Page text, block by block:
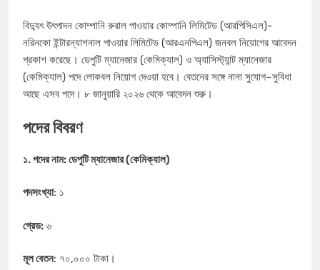
বিদ্যুৎ উৎপাদন কোম্পানি রুরাল পাওয়ার কোম্পানি লিমিটেড (আরপিসিএল)-
নরিনকো ইন্টারন্যাশনাল পাওয়ার লিমিটেড (আরএনপিএল) জনবল নিয়োগের আবেদন
প্রকাশ করেছে। ডেপুটি ম্যানেজার (কেমিক্যাল) ও অ্যাসিস্ট্যান্ট ম্যানেজার
(কেমিক্যাল) পদে লোকবল নিয়োগ দেওয়া হবে। বেতনের সঙ্গে নানা সুযোগ–সুবিধা
আছে এসব পদে। ৮ জানুয়ারি ২০২৬ থেকে আবেদন শুরু।
পদের বিবরণ
১. পদের নাম: ডেপুটি ম্যানেজার (কেমিক্যাল)
পদসংখ্যা: ১
গ্রেড: ৬
মূল বেতন: ৭০,০০০ টাকা।